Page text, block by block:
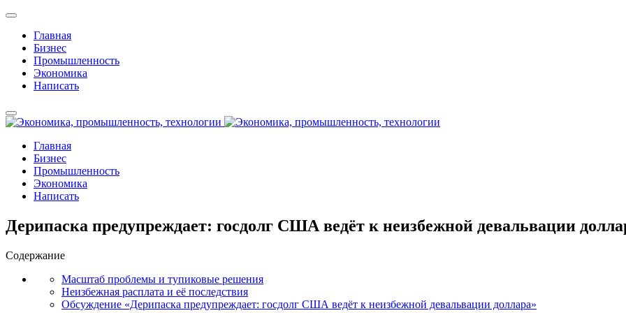
Главная
Бизнес
Промышленность
Экономика
Написать
Главная
Бизнес
Промышленность
Экономика
Написать
Дерипаска предупреждает: госдолг США ведёт к неизбежной девальвации
Содержание
Масштаб проблемы и тупиковые решения
Неизбежная расплата и её последствия
Обсуждение «Дерипаска предупреждает: госдолг США ведёт к неизбежной девальвации доллара»